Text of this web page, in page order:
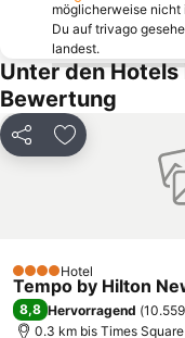
East Village
Fifth Avenue
Jersey Gardens
Museum of Modern Art -
Grand Central 42nd St Metro
möglicherweise nicht
Du auf trivago
landest.
Unter den
Bewertung
Teilen Zu Favoriten
4 SterneHotel
Tempo by Hilton
8,8 Hervorragend (
0.3 km bis Times Square